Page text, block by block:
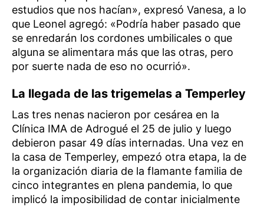
estudios que nos hacían», expresó Vanesa, a lo
que Leonel agregó: «Podría haber pasado que
se enredarán los cordones umbilicales o que
alguna se alimentara más que las otras, pero
por suerte nada de eso no ocurrió».
La llegada de las trigemelas a Temperley
Las tres nenas nacieron por cesárea en la
Clínica IMA de Adrogué el 25 de julio y luego
debieron pasar 49 días internadas. Una vez en
la casa de Temperley, empezó otra etapa, la de
la organización diaria de la flamante familia de
cinco integrantes en plena pandemia, lo que
implicó la imposibilidad de contar inicialmente